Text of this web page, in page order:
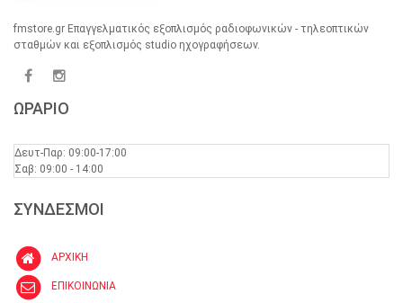
fmstore.gr Επαγγελματικός εξοπλισμός ραδιοφωνικών - τηλεοπτικών
σταθμών και εξοπλισμός studio ηχογραφήσεων.
ΩΡΑΡΙΟ
Δευτ-Παρ: 09:00-17:00
Σαβ: 09:00 - 14:00
ΣΥΝΔΕΣΜΟΙ
ΑΡΧΙΚΗ
ΕΠΙΚΟΙΝΩΝΙΑ